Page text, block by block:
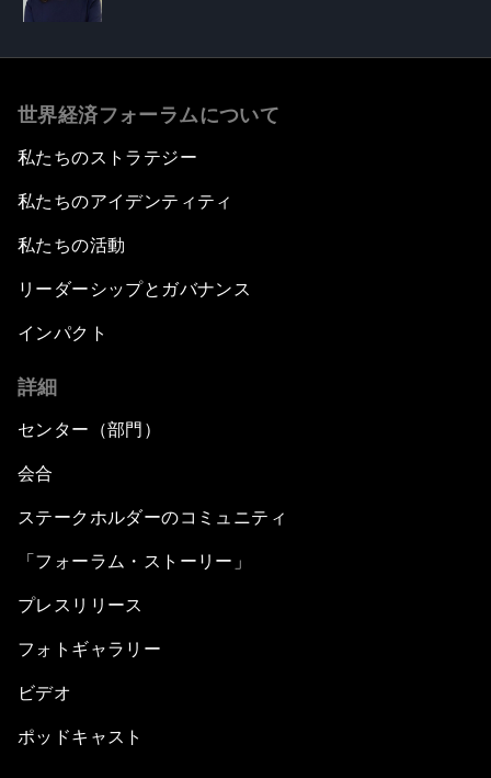
世界経済フォーラムについて
私たちのストラテジー
私たちのアイデンティティ
私たちの活動
リーダーシップとガバナンス
インパクト
詳細
センター（部門）
会合
ステークホルダーのコミュニティ
「フォーラム・ストーリー」
プレスリリース
フォトギャラリー
ビデオ
ポッドキャスト